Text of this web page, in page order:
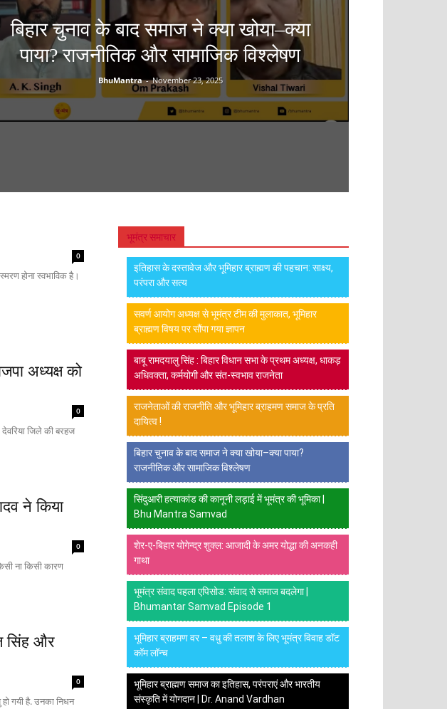
बिहार चुनाव के बाद समाज ने क्या खोया–क्या
पाया? राजनीतिक और सामाजिक विश्लेषण
BhuMantra - November 23, 2025
0
होना स्वभाविक है।
अध्यक्ष को
0
देवरिया जिले की बरहज
ने किया
0
ना किसी कारण
सिंह और
0
गयी है. उनका निधन
भूमंत्र समाचार
इतिहास के दस्तावेज और भूमिहार ब्राह्मण की पहचान: साक्ष्य,
परंपरा और सत्य
सवर्ण आयोग अध्यक्ष से भूमंत्र टीम की मुलाकात, भूमिहार
ब्राह्मण विषय पर सौंपा गया ज्ञापन
बाबू रामदयालु सिंह : बिहार विधान सभा के प्रथम अध्यक्ष, धाकड़
अधिवक्ता, कर्मयोगी और संत-स्वभाव राजनेता
राजनेताओं की राजनीति और भूमिहार ब्राहमण समाज के प्रति
दायित्व !
बिहार चुनाव के बाद समाज ने क्या खोया–क्या पाया?
राजनीतिक और सामाजिक विश्लेषण
सिंदुआरी हत्याकांड की कानूनी लड़ाई में भूमंत्र की भूमिका |
Bhu Mantra Samvad
शेर-ए-बिहार योगेन्द्र शुक्ल: आजादी के अमर योद्धा की अनकही
गाथा
भूमंत्र संवाद पहला एपिसोड: संवाद से समाज बदलेगा |
Bhumantar Samvad Episode 1
भूमिहार ब्राहमण वर – वधु की तलाश के लिए भूमंत्र विवाह डॉट
कॉम लॉन्च
भूमिहार ब्राह्मण समाज का इतिहास, परंपराएं और भारतीय
संस्कृति में योगदान | Dr. Anand Vardhan